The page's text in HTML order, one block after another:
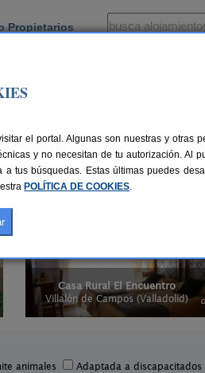
Propietarios
en el campo en Valladolidte
rurales en la montaña en Valladolidy haz
10+2 pers.
desde35 €
Encuentro
(Valladolid)
animales
Adaptada a discapacitados
el portal. Algunas son nuestras y otras
y no necesitan de tu autorización. Al
tus búsquedas. Estas últimas puedes
POLÍTICA DE COOKIES.